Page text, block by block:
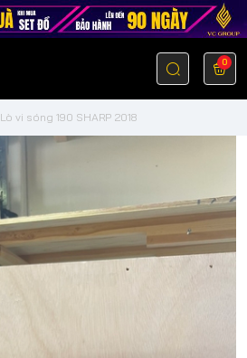
0
Lò vi sóng 190 SHARP 2018